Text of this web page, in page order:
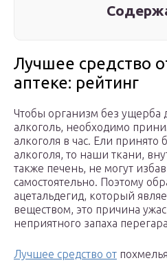
Лучшее средство
аптеке: рейтинг
Чтобы организм без ущерба
алкоголь, необходимо
алкоголя в час. Ели принято
алкоголя, то наши ткани,
также печень, не могут
самостоятельно. Поэтому
ацетальдегид, который
веществом, это причина
неприятного запаха
Лучшее средство от